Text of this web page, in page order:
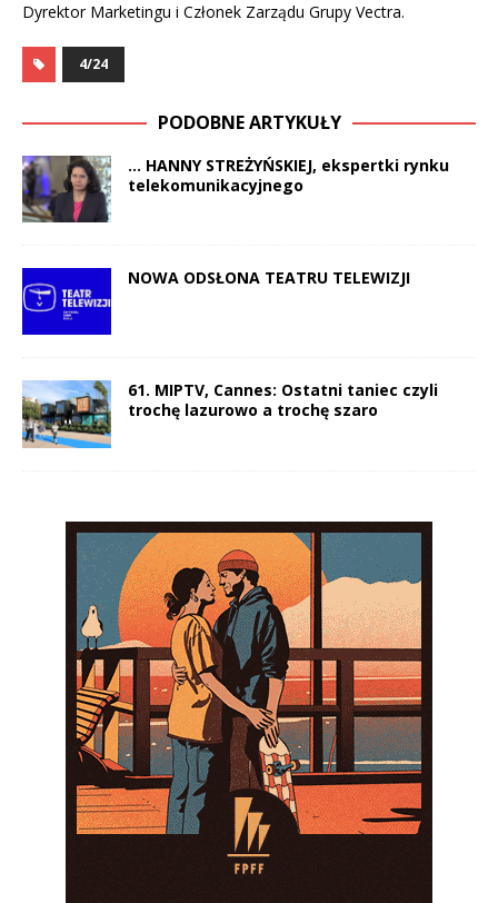
Dyrektor Marketingu i Członek Zarządu Grupy Vectra.
4/24
PODOBNE ARTYKUŁY
… HANNY STREŻYŃSKIEJ, ekspertki rynku
telekomunikacyjnego
NOWA ODSŁONA TEATRU TELEWIZJI
61. MIPTV, Cannes: Ostatni taniec czyli
trochę lazurowo a trochę szaro